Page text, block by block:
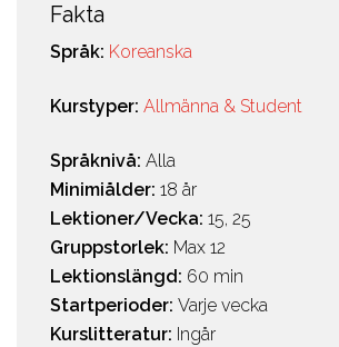
Fakta
Språk: Koreanska
Kurstyper: Allmänna & Student
Språknivå: Alla
Minimiålder: 18 år
Lektioner/Vecka: 15, 25
Gruppstorlek: Max 12
Lektionslängd: 60 min
Startperioder: Varje vecka
Kurslitteratur: Ingår